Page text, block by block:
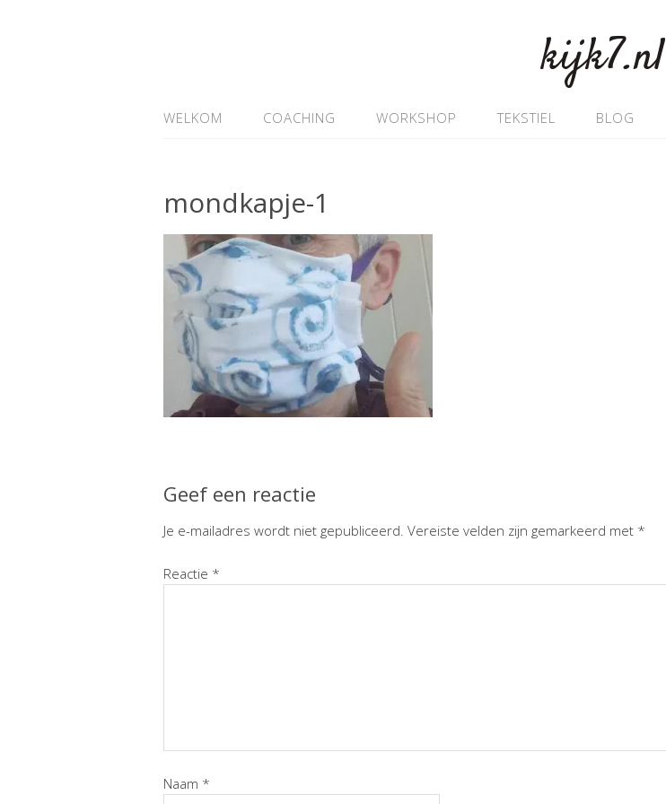
kijk7.nl
WELKOM COACHING WORKSHOP TEKSTIEL BLOG
mondkapje-1
Geef een reactie
Je e-mailadres wordt niet gepubliceerd. Vereiste velden zijn gemarkeerd met *
Reactie *
Naam *